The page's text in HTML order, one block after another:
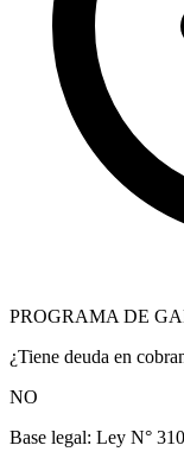
PROGRAMA DE
¿Tiene deuda en
NO
Base legal: Ley N°